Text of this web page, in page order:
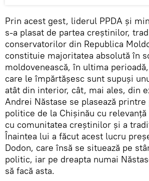
Prin acest gest, liderul PPDA și
s-a plasat de partea creștinilor,
conservatorilor din Republica
constituie majoritatea absolută în
moldovenească, în ultima
care le împărtășesc sunt supuși
atât din interior, cât, mai ales, din
Andrei Năstase se plasează
politice de la Chișinău cu
cu comunitatea creștinilor și a
Înaintea lui a făcut acest lucru
Dodon, care însă se situează pe
politic, iar pe dreapta numai
să facă asta.